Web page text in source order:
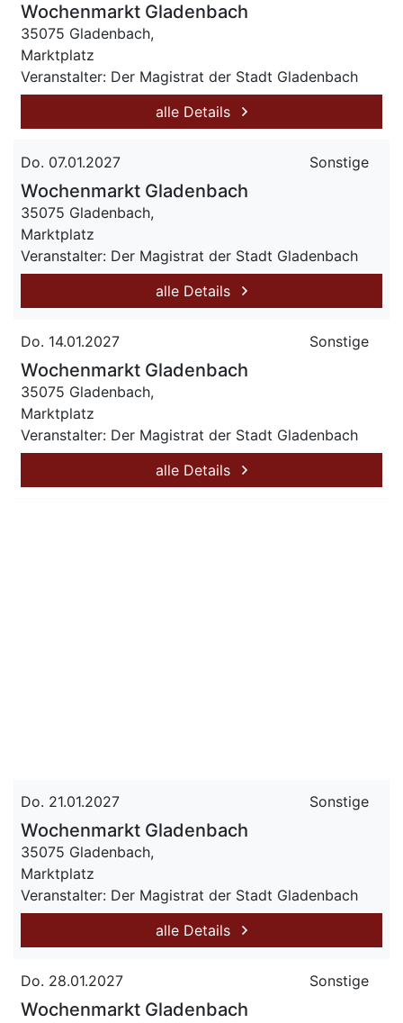
Wochenmarkt Gladenbach
35075 Gladenbach,
Marktplatz
Veranstalter: Der Magistrat der Stadt Gladenbach
alle Details
Do. 07.01.2027 Sonstige
Wochenmarkt Gladenbach
35075 Gladenbach,
Marktplatz
Veranstalter: Der Magistrat der Stadt Gladenbach
alle Details
Do. 14.01.2027 Sonstige
Wochenmarkt Gladenbach
35075 Gladenbach,
Marktplatz
Veranstalter: Der Magistrat der Stadt Gladenbach
alle Details
Do. 21.01.2027 Sonstige
Wochenmarkt Gladenbach
35075 Gladenbach,
Marktplatz
Veranstalter: Der Magistrat der Stadt Gladenbach
alle Details
Do. 28.01.2027 Sonstige
Wochenmarkt Gladenbach